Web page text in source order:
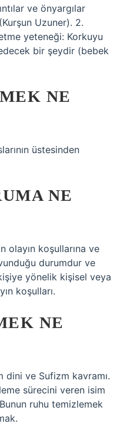
ve önyargılar
Uzuner). 2.
yeteneği: Korkuyu
bir şeydir (bebek
NE
üstesinden
NE
olayın koşullarına ve
durumdur ve
yönelik kişisel veya
koşulları.
NE
dini ve Sufizm kavramı.
sürecini veren isim
ruhu temizlemek